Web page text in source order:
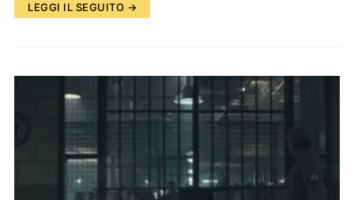
LEGGI IL SEGUITO →